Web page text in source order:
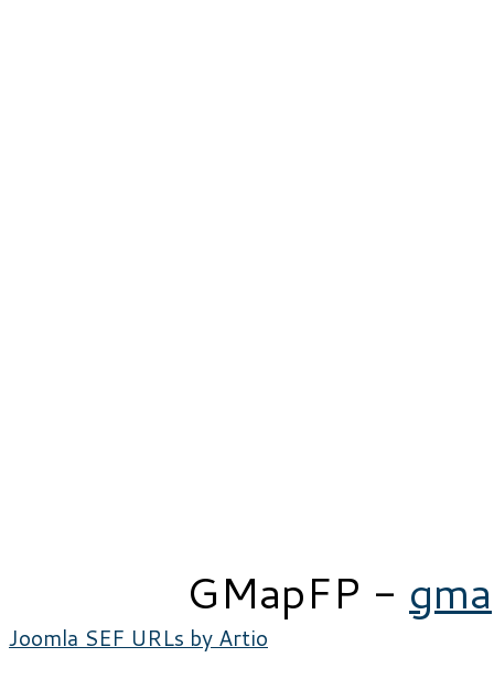
GMapFP -
Joomla SEF URLs by Artio